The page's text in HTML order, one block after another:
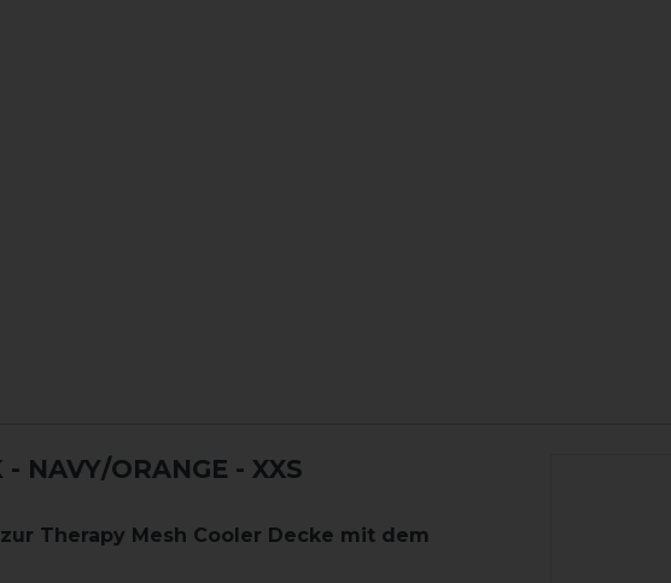
- NAVY/ORANGE - XXS
Therapy Mesh Cooler Decke mit dem